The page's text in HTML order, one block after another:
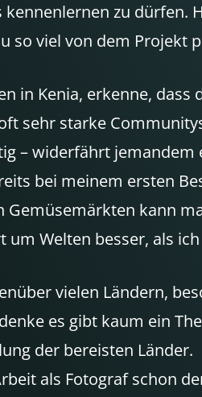
zu dürfen.
so viel von dem Projekt
in Kenia, erkenne,
sehr starke
– widerfährt
bei meinem ersten
Gemüsemärkten kann
Welten besser, als
vielen Ländern,
es gibt kaum ein
der bereisten Länder.
als Fotograf schon